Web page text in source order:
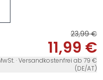
23,99 €
11,99 €
· Versandkostenfrei ab 79 €
(DE/AT)